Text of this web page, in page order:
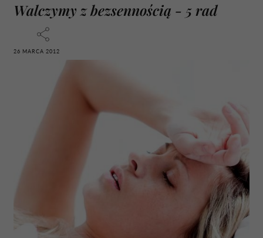
Walczymy z bezsennością - 5 rad
26 MARCA 2012